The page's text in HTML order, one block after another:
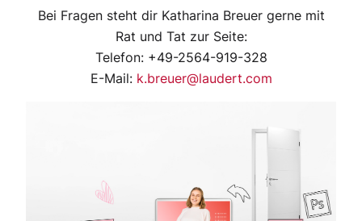
Bei Fragen steht dir Katharina Breuer gerne mit
Rat und Tat zur Seite:
Telefon: +49-2564-919-328
E-Mail: k.breuer@laudert.com